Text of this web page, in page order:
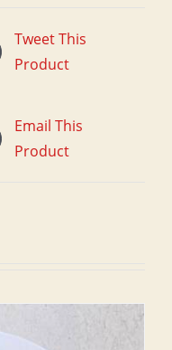
Tweet This
Product
Email This
Product